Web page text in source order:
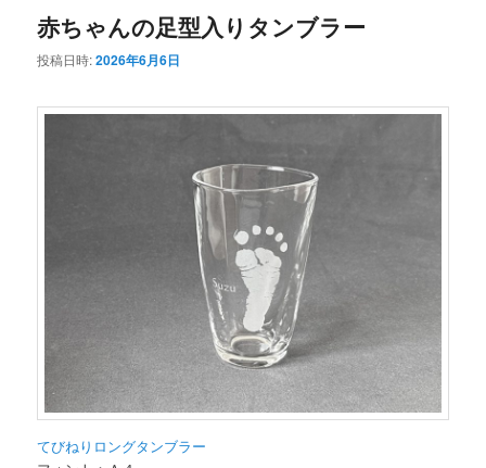
赤ちゃんの足型入りタンブラー
投稿日時:2026年6月6日
てびねりロングタンブラー